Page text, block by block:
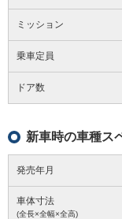
ミッション
乗車定員
ドア数
新車時の車種ス
発売年月
車体寸法
(全長×全幅×全高)